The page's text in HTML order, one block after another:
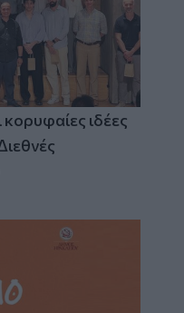
ιδέες